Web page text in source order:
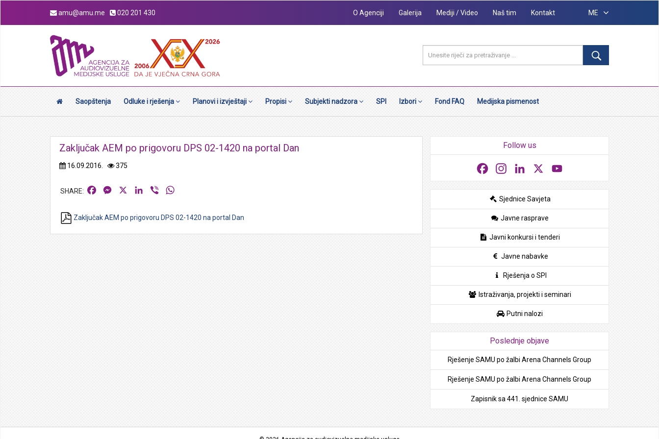
amu@amu.me 020 201 430 O Agenciji Galerija Mediji / Video Naš tim Kontakt ME
Saopštenja Odluke i rješenja Planovi i izvještaji Propisi Subjekti nadzora SPI Izbori Fond FAQ Medijska pismenost
Zaključak AEM po prigovoru DPS 02-1420 na portal Dan
16.09.2016. 375
FacebookMessengerLinkedIn
Viber
Zaključak AEM po prigovoru DPS 02-1420 na portal Dan
Follow us
FacebookInstagramLinkedIn
Sjednice Savjeta
Javne rasprave
Javni konkursi i tenderi
Javne nabavke
Rješenja o SPI
Istraživanja, projekti i seminari
Putni nalozi
Poslednje objave
Rješenje SAMU po žalbi Arena Channels Group
Rješenje SAMU po žalbi Arena Channels Group
Zapisnik sa 441. sjednice SAMU